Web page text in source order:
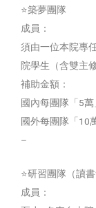
⭐️築夢團隊
成員：
須由一位本院專
院學生（含雙主
補助金額：
國內每團隊「5
國外每團隊「10
–
⭐️研習團隊（讀書
成員：